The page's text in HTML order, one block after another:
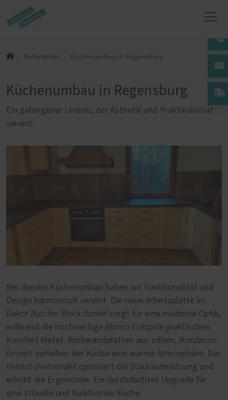
Referenzen Küchenumbau in Regensburg
Küchenumbau in Regensburg
Ein gelungener Umbau, der Ästhetik und Praktikabilität
vereint.
Bei diesem Küchenumbau haben wir Funktionalität und
Design harmonisch vereint. Die neue Arbeitsplatte im
Dekor Butcher Block dunkel sorgt für eine moderne Optik,
während die hochwertige Blanco Eckspüle praktischen
Komfort bietet. Rückwandplatten aus edlem, Nussbaum
furniert verleihen der Küche eine warme Atmosphäre. Das
Hettich Drehrondell optimiert die Stauraumnutzung und
erhöht die Ergonomie. Ein durchdachtes Upgrade für
eine stilvolle und funktionale Küche.